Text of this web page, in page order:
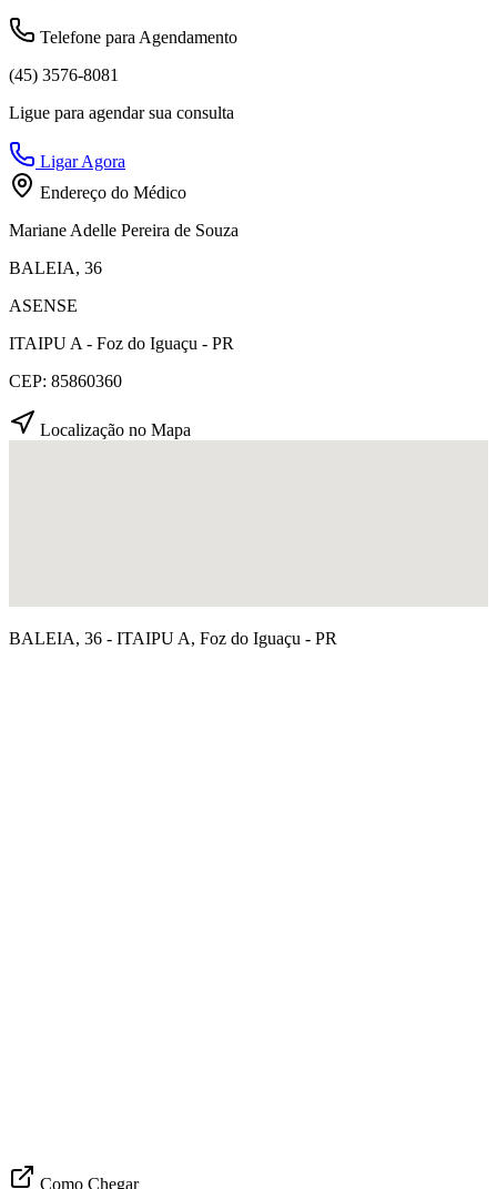
Telefone para Agendamento
(45) 3576-8081
Ligue para agendar sua consulta
Ligar Agora
Endereço do Médico
Mariane Adelle Pereira de Souza
BALEIA, 36
ASENSE
ITAIPU A - Foz do Iguaçu - PR
CEP: 85860360
Localização no Mapa
BALEIA, 36 - ITAIPU A, Foz do Iguaçu - PR
Como Chegar